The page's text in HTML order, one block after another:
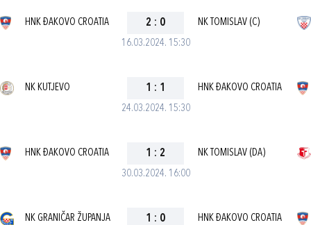
16.03.2024. 15:30
HNK ĐAKOVO CROATIA 2 : 0 NK TOMISLAV (C)
24.03.2024. 15:30
NK KUTJEVO 1 : 1 HNK ĐAKOVO CROATIA
30.03.2024. 16:00
HNK ĐAKOVO CROATIA 1 : 2 NK TOMISLAV (DA)
NK GRANIČAR ŽUPANJA 1 : 0 HNK ĐAKOVO CROATIA